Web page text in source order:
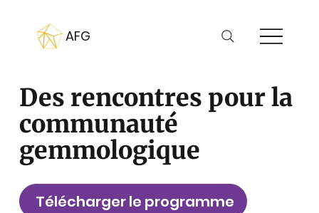
AFG
Des rencontres pour la
communauté
gemmologique
Télécharger le programme